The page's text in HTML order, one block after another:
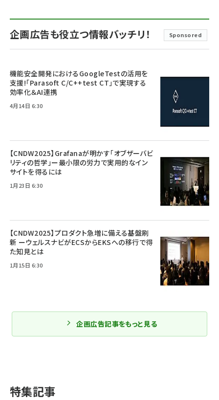
企画広告も役立つ情報バッチリ！ Sponsored
機能安全開発におけるGoogleTestの活用を
支援!「Parasoft C/C++test CT」で実現する
効率化＆AI連携
4月14日 6:30
【CNDW2025】Grafanaが明かす「オブザーバビ
リティの哲学」ー最小限の労力で実用的なイン
サイトを得るには
1月23日 6:30
【CNDW2025】プロダクト急増に備える基盤刷
新 ーウェルスナビがECSからEKSへの移行で得
た知見とは
1月15日 6:30
企画広告記事をもっと見る
特集記事